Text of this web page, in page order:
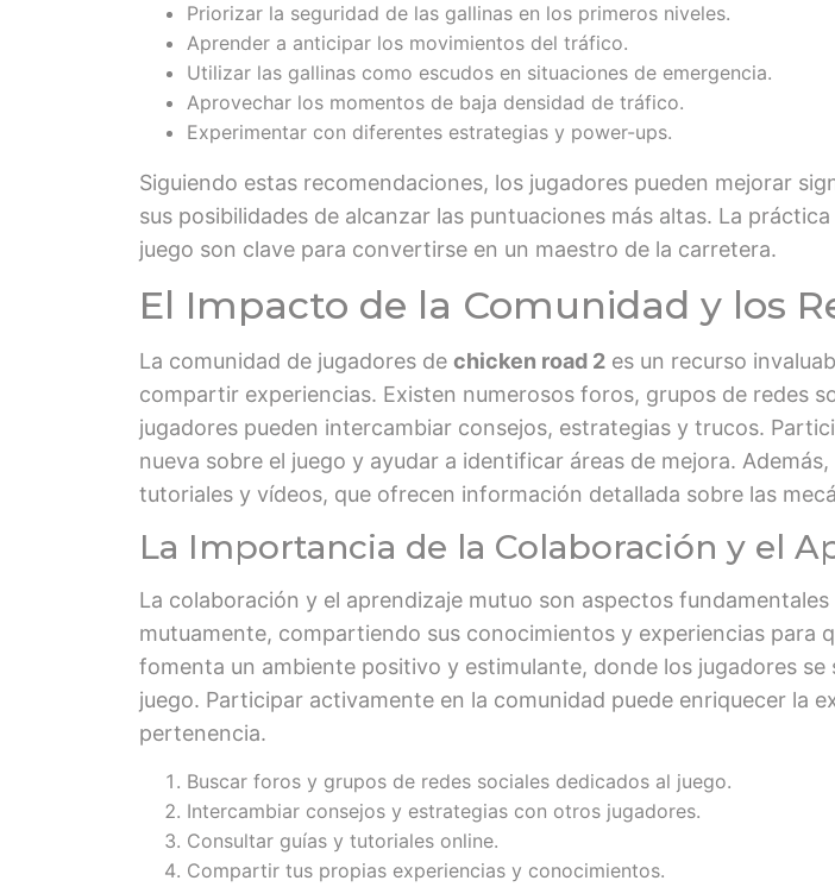
Priorizar la seguridad de las gallinas en los primeros niveles.
Aprender a anticipar los movimientos del tráfico.
Utilizar las gallinas como escudos en situaciones de emergencia.
Aprovechar los momentos de baja densidad de tráfico.
Experimentar con diferentes estrategias y power-ups.
Siguiendo estas recomendaciones, los jugadores pueden mejorar
sus posibilidades de alcanzar las puntuaciones más altas. La
juego son clave para convertirse en un maestro de la carretera.
El Impacto de la Comunidad y los
La comunidad de jugadores de chicken road 2 es un recurso
compartir experiencias. Existen numerosos foros, grupos de redes
jugadores pueden intercambiar consejos, estrategias y trucos.
nueva sobre el juego y ayudar a identificar áreas de mejora.
tutoriales y vídeos, que ofrecen información detallada sobre las
La Importancia de la Colaboración y el
La colaboración y el aprendizaje mutuo son aspectos
mutuamente, compartiendo sus conocimientos y experiencias para
fomenta un ambiente positivo y estimulante, donde los jugadores
juego. Participar activamente en la comunidad puede enriquecer la
pertenencia.
Buscar foros y grupos de redes sociales dedicados al juego.
Intercambiar consejos y estrategias con otros jugadores.
Consultar guías y tutoriales online.
Compartir tus propias experiencias y conocimientos.